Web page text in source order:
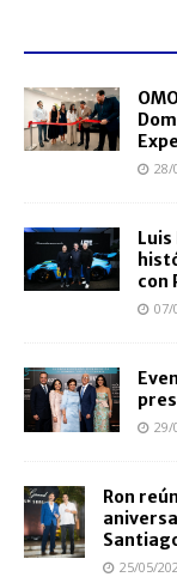
28/
con
07/
29/
Ron
25/05/